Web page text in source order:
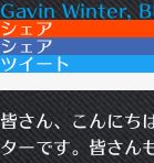
Gavin Winter,
シェア
シェア
ツイート
皆さん、こんにち
ターです。皆さん